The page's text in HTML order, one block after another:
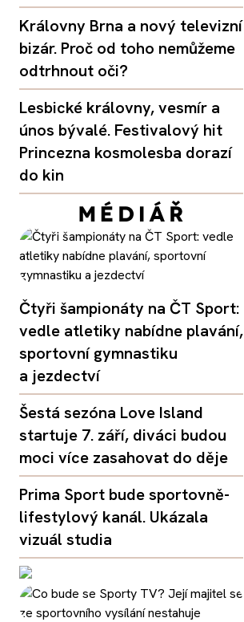
Královny Brna a nový televizní
bizár. Proč od toho nemůžeme
odtrhnout oči?
Lesbické královny, vesmír a
únos bývalé. Festivalový hit
Princezna kosmolesba dorazí
do kin
Čtyři šampionáty na ČT Sport:
vedle atletiky nabídne plavání,
sportovní gymnastiku
a jezdectví
Šestá sezóna Love Island
startuje 7. září, diváci budou
moci více zasahovat do děje
Prima Sport bude sportovně-
lifestylový kanál. Ukázala
vizuál studia